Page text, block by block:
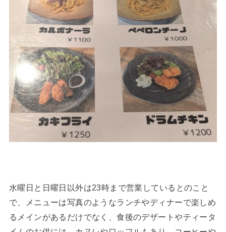
水曜日と日曜日以外は23時まで営業しているとのこと
で、メニューは写真のようなランチやディナーで楽しめ
るメインがあるだけでなく、食後のデザートやティータ